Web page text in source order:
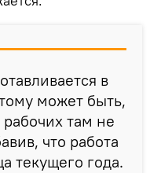
в
может быть,
там не
что работа
текущего года.